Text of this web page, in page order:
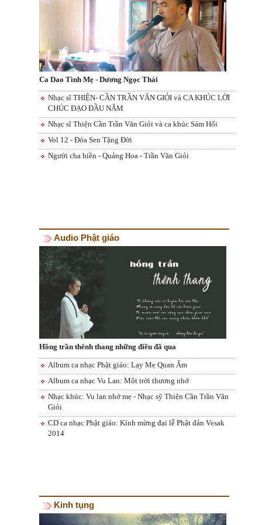
Ca Dao Tình Mẹ - Dương Ngọc Thái
Nhạc sĩ THIỆN- CẦN TRẦN VĂN GIỎI và CA KHÚC LỜI
CHÚC ĐẠO ĐẦU NĂM
Nhạc sĩ Thiện Cần Trần Văn Giỏi và ca khúc Sám Hối
Vol 12 - Đóa Sen Tặng Đời
Người cha hiền - Quảng Hoa - Trần Văn Giỏi
Audio Phật giáo
Hồng trần thênh thang những điều đã qua
Album ca nhạc Phật giáo: Lạy Mẹ Quan Âm
Album ca nhạc Vu Lan: Một trời thương nhớ
Nhạc khúc: Vu lan nhớ mẹ - Nhạc sỹ Thiện Cần Trần Văn
Giỏi
CD ca nhạc Phật giáo: Kính mừng đại lễ Phật đản Vesak
2014
Kinh tụng